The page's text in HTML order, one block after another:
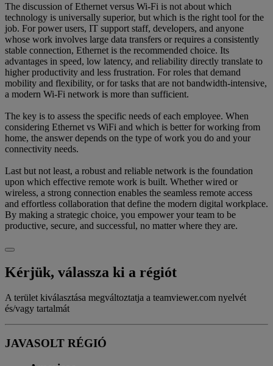
The discussion of Ethernet versus Wi-Fi is not about which
technology is universally superior, but which is the right tool for the
job. For power users, IT support staff, developers, and anyone
whose work involves large data transfers or requires a consistently
stable connection, Ethernet is the recommended choice. Its
advantages in speed, low latency, and reliability directly translate to
higher productivity and less frustration. For roles that demand
mobility and flexibility, or for tasks that are not bandwidth-intensive,
a modern Wi-Fi network is more than sufficient.
The key is to assess the specific needs of each employee. When
considering Ethernet vs WiFi and which is better for working from
home, the answer depends on the type of work you do and your
connectivity needs.
Last but not least, a robust and reliable network is the foundation
upon which effective remote work is built. Whether wired or
wireless, a strong connection enables the seamless remote access
and effortless collaboration that define the modern digital workplace.
By making a strategic choice, you empower your team to be
productive, secure, and successful, no matter where they are.
Kérjük, válassza ki a régiót
A terület kiválasztása megváltoztatja a teamviewer.com nyelvét
és/vagy tartalmát
JAVASOLT RÉGIÓ